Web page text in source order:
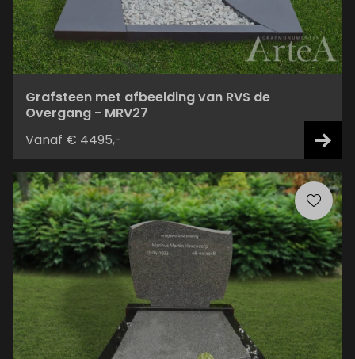
Grafsteen met afbeelding van RVS de
Overgang - MRV27
Vanaf € 4495,-